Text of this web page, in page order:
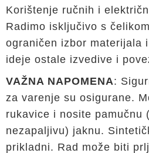
Korištenje ručnih i
Radimo isključivo s
ograničen izbor materijala
ideje ostale izvedive i
VAŽNA NAPOMENA:
za varenje su osigurane.
rukavice i nosite pamučnu
nezapaljivu) jaknu.
prikladni. Rad može biti